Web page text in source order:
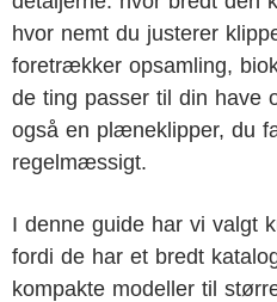
hvor nemt du justerer
foretrækker opsamling,
de ting passer til din have
også en plæneklipper, du
regelmæssigt.
I denne guide har vi valgt
fordi de har et bredt
kompakte modeller til